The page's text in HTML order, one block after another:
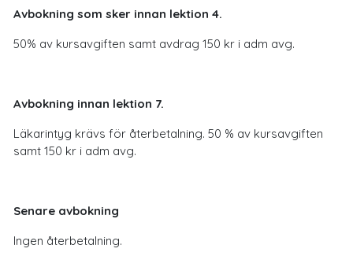
Avbokning som sker innan lektion 4.
50% av kursavgiften samt avdrag 150 kr i adm avg.
Avbokning innan lektion 7.
Läkarintyg krävs för återbetalning. 50 % av kursavgiften
samt 150 kr i adm avg.
Senare avbokning
Ingen återbetalning.